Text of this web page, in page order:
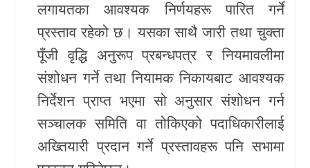
लगायतका आवश्यक निर्णयहरू पारित गर्ने
प्रस्ताव रहेको छ। यसका साथै जारी तथा चुक्ता
पूँजी वृद्धि अनुरूप प्रबन्धपत्र र नियमावलीमा
संशोधन गर्ने तथा नियामक निकायबाट आवश्यक
निर्देशन प्राप्त भएमा सो अनुसार संशोधन गर्न
सञ्चालक समिति वा तोकिएको पदाधिकारीलाई
अख्तियारी प्रदान गर्ने प्रस्तावहरू पनि सभामा